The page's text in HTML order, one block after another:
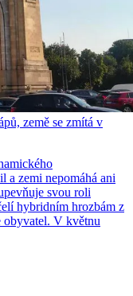
země se zmítá v
a zemi nepomáhá ani
svou roli
hybridním hrozbám z
obyvatel. V květnu